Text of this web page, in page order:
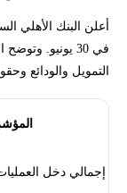
في 30 يونيو.
التمويل والودائع
إجمالي دخل